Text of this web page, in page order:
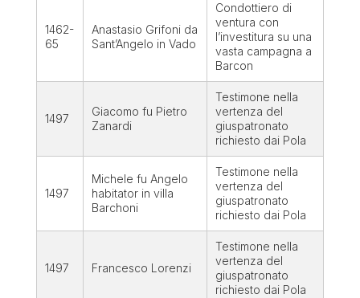
1462-
65
Anastasio Grifoni da
Sant’Angelo in Vado
Condottiero di
ventura con
l’investitura su una
vasta campagna a
Barcon
1497
Giacomo fu Pietro
Zanardi
Testimone nella
vertenza del
giuspatronato
richiesto dai Pola
1497
Michele fu Angelo
habitator in villa
Barchoni
Testimone nella
vertenza del
giuspatronato
richiesto dai Pola
1497 Francesco Lorenzi
Testimone nella
vertenza del
giuspatronato
richiesto dai Pola